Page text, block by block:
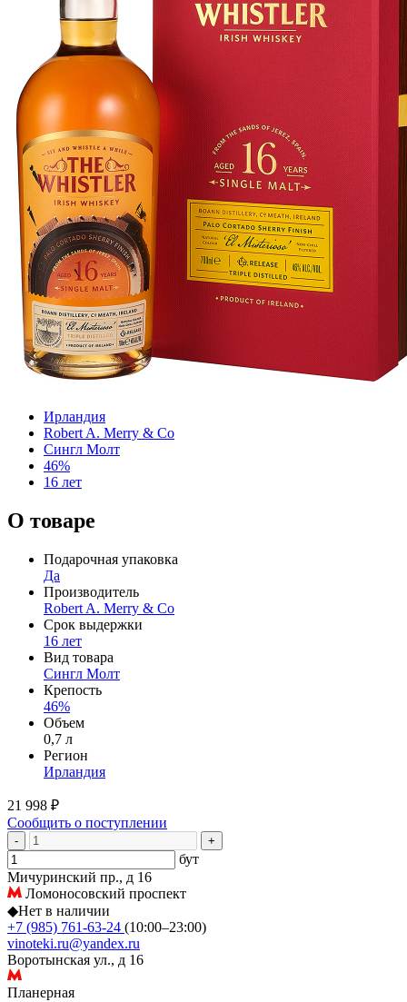
Ирландия
Robert A. Merry & Co
Сингл Молт
46%
16 лет
О товаре
Подарочная упаковка
Да
Производитель
Robert A. Merry & Co
Срок выдержки
16 лет
Вид товара
Сингл Молт
Крепость
46%
Объем
0,7 л
Регион
Ирландия
21 998 ₽
Сообщить о поступлении
- +
бут
Мичуринский пр., д 16
Ломоносовский проспект
◆Нет в наличии
+7 (985) 761-63-24 (10:00–23:00)
vinoteki.ru@yandex.ru
Воротынская ул., д 16
Планерная